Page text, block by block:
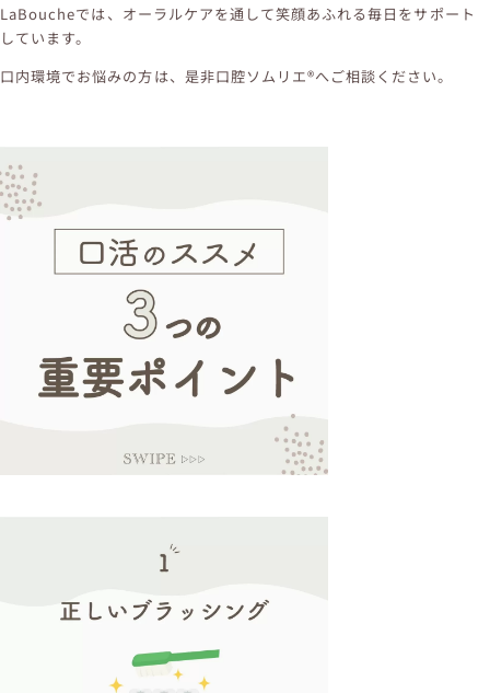
LaBoucheでは、オーラルケアを通して笑顔あふれる毎日をサポート
しています。
口内環境でお悩みの方は、是非口腔ソムリエ®️へご相談ください。